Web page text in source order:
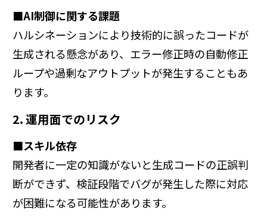
■AI制御に関する課題
ハルシネーションにより技術的に誤ったコードが
生成される懸念があり、エラー修正時の自動修正
ループや過剰なアウトプットが発生することもあ
ります。
2. 運用面でのリスク
■スキル依存
開発者に一定の知識がないと生成コードの正誤判
断ができず、検証段階でバグが発生した際に対応
が困難になる可能性があります。